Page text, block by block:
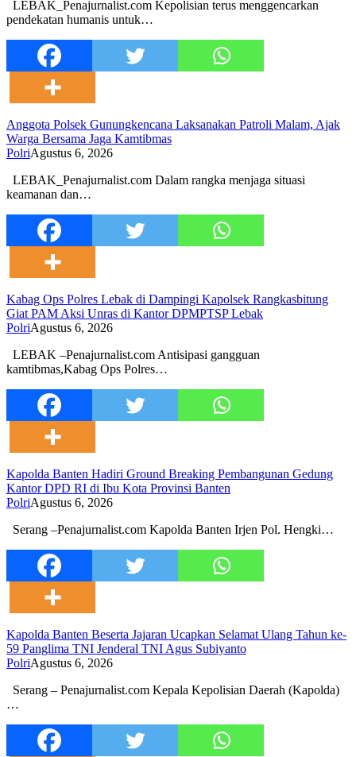
LEBAK_Penajurnalist.com Kepolisian terus menggencarkan
pendekatan humanis untuk…
Anggota Polsek Gunungkencana Laksanakan Patroli Malam, Ajak
Warga Bersama Jaga Kamtibmas
PolriAgustus 6, 2026
LEBAK_Penajurnalist.com Dalam rangka menjaga situasi
keamanan dan…
Kabag Ops Polres Lebak di Dampingi Kapolsek Rangkasbitung
Giat PAM Aksi Unras di Kantor DPMPTSP Lebak
PolriAgustus 6, 2026
LEBAK –Penajurnalist.com Antisipasi gangguan
kamtibmas,Kabag Ops Polres…
Kapolda Banten Hadiri Ground Breaking Pembangunan Gedung
Kantor DPD RI di Ibu Kota Provinsi Banten
PolriAgustus 6, 2026
Serang –Penajurnalist.com Kapolda Banten Irjen Pol. Hengki…
Kapolda Banten Beserta Jajaran Ucapkan Selamat Ulang Tahun ke-
59 Panglima TNI Jenderal TNI Agus Subiyanto
PolriAgustus 6, 2026
Serang – Penajurnalist.com Kepala Kepolisian Daerah (Kapolda)
…